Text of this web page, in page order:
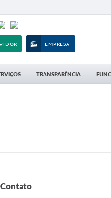
EMPRESA
TRANSPARÊNCIA
Contato